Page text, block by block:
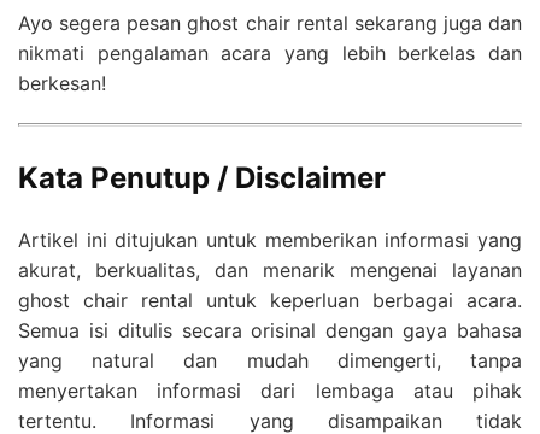
Ayo segera pesan ghost chair rental sekarang juga dan
nikmati pengalaman acara yang lebih berkelas dan
berkesan!
Kata Penutup / Disclaimer
Artikel ini ditujukan untuk memberikan informasi yang
akurat, berkualitas, dan menarik mengenai layanan
ghost chair rental untuk keperluan berbagai acara.
Semua isi ditulis secara orisinal dengan gaya bahasa
yang natural dan mudah dimengerti, tanpa
menyertakan informasi dari lembaga atau pihak
tertentu. Informasi yang disampaikan tidak